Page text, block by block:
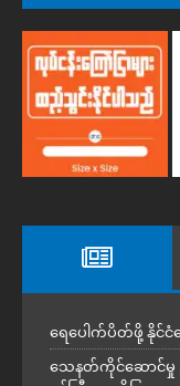
ရေပေါက်ပိတ်ဖို့ နိုင်
သေနတ်ကိုင်ဆောင်မှု